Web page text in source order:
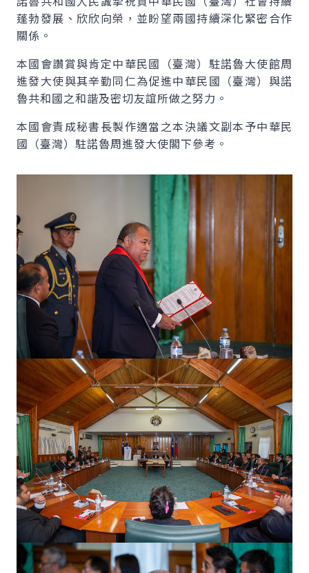
蓬勃發展、欣欣向榮，並盼望兩國持續深化緊密合作
關係。
本國會讚賞與肯定中華民國（臺灣）駐諾魯大使館周
進發大使與其辛勤同仁為促進中華民國（臺灣）與諾
魯共和國之和諧及密切友誼所做之努力。
本國會責成秘書長製作適當之本決議文副本予中華民
國（臺灣）駐諾魯周進發大使閣下參考。